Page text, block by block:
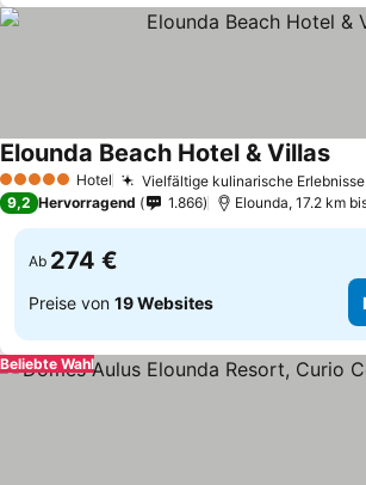
5 Sterne Hotel Vielfältige kulinarische Erlebnisse
Elounda Beach Hotel & Villas
9,2 Hervorragend 1.866 Elounda, 17.2 km
Ab 274 €
Preise von 19 Websites
Beliebte Wahl